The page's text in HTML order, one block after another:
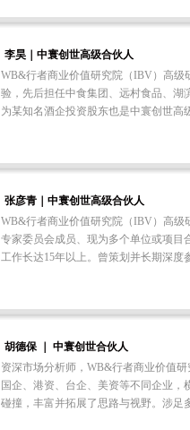
李昊｜中寰创世高级合伙人
WB&行者商业价值研究院（IBV）高级
验，先后担任中食集团、远村食品、湖
为某知名酒企投资股东也是中寰创世高
张彦青｜中寰创世高级合伙人
WB&行者商业价值研究院（IBV）高级
专家委员会成员、现为多个单位或项目
工作长达15年以上。曾策划并长期深度
胡德保 ｜ 中寰创世合伙人
资深市场分析师，WB&行者商业价值
国企、港资、台企、美资等不同企业
碰撞，丰富并拓展了思路与视野。涉足